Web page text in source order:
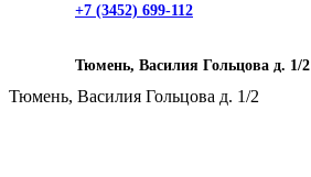
+7 (3452) 699-112
Тюмень, Василия Гольцова д. 1/2
Тюмень, Василия Гольцова д. 1/2